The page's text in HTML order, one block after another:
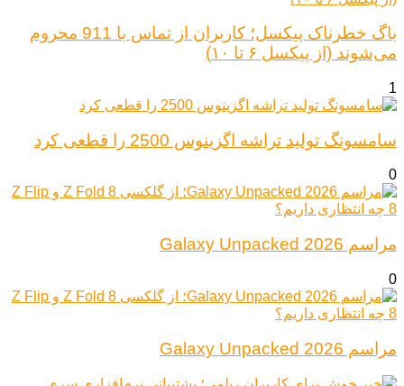
باگ خطرناک پیکسل؛ کاربران از تماس با 911 محروم
می‌شوند (از پیکسل ۶ تا ۱۰)
1
سامسونگ تولید تراشه اگزینوس 2500 را قطعی کرد
0
مراسم Galaxy Unpacked 2026
0
مراسم Galaxy Unpacked 2026